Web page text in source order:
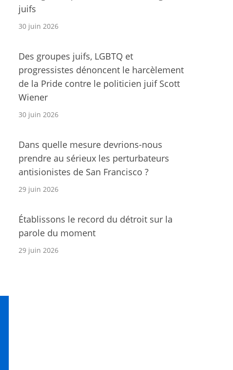
juifs
30 juin 2026
Des groupes juifs, LGBTQ et
progressistes dénoncent le harcèlement
de la Pride contre le politicien juif Scott
Wiener
30 juin 2026
Dans quelle mesure devrions-nous
prendre au sérieux les perturbateurs
antisionistes de San Francisco ?
29 juin 2026
Établissons le record du détroit sur la
parole du moment
29 juin 2026